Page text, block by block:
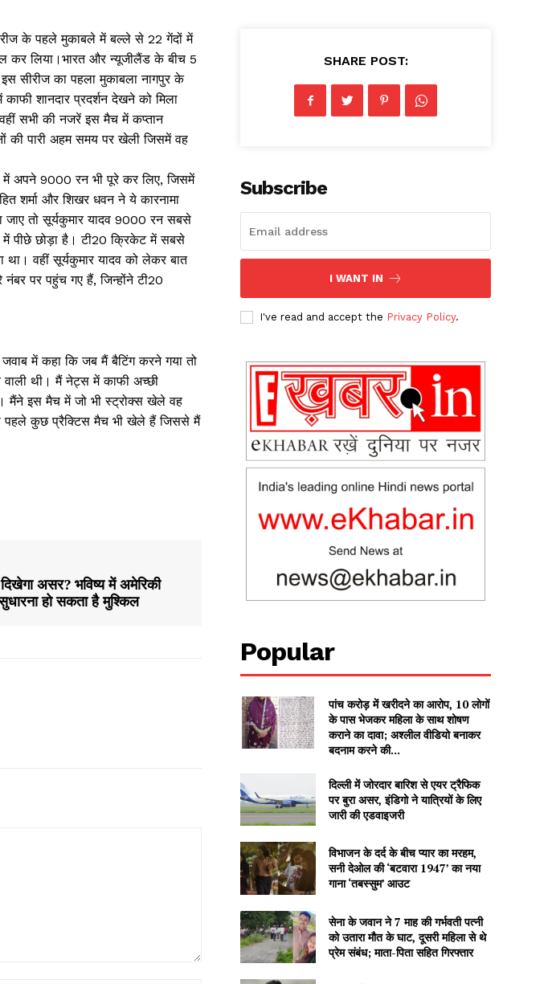
us
के पहले मुकाबले में बल्ले से 22 गेंदों में
कर लिया।भारत और न्यूजीलैंड के बीच 5
सीरीज का पहला मुकाबला नागपुर के
शानदार प्रदर्शन देखने को मिला
सभी की नजरें इस मैच में कप्तान
की पारी अहम समय पर खेली जिसमें वह
में अपने 9000 रन भी पूरे कर लिए, जिसमें
शर्मा और शिखर धवन ने ये कारनामा
जाए तो सूर्यकुमार यादव 9000 रन सबसे
पीछे छोड़ा है। टी20 क्रिकेट में सबसे
वहीं सूर्यकुमार यादव को लेकर बात
पर पहुंच गए हैं, जिन्होंने टी20
में कहा कि जब मैं बैटिंग करने गया तो
वाली थी। मैं नेट्स में काफी अच्छी
इस मैच में जो भी स्ट्रोक्स खेले वह
पहले कुछ प्रैक्टिस मैच भी खेले हैं जिससे मैं
असर? भविष्य में अमेरिकी
हो सकता है मुश्किल
SHARE POST:
Subscribe
I WANT IN
I've read and accept the Privacy Policy.
Popular
पांच करोड़ में खरीदने का आरोप, 10 लोगों
के पास भेजकर महिला के साथ शोषण
कराने का दावा; अश्लील वीडियो बनाकर
बदनाम करने की...
दिल्ली में जोरदार बारिश से एयर ट्रैफिक
पर बुरा असर, इंडिगो ने यात्रियों के लिए
जारी की एडवाइजरी
विभाजन के दर्द के बीच प्यार का मरहम,
सनी देओल की ‘बटवारा 1947’ का नया
गाना ‘तबस्सुम’ आउट
सेना के जवान ने 7 माह की गर्भवती पत्नी
को उतारा मौत के घाट, दूसरी महिला से थे
प्रेम संबंध; माता-पिता सहित गिरफ्तार